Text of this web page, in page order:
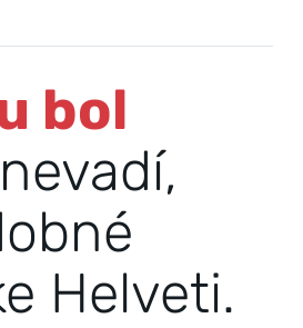
bol
Helveti.